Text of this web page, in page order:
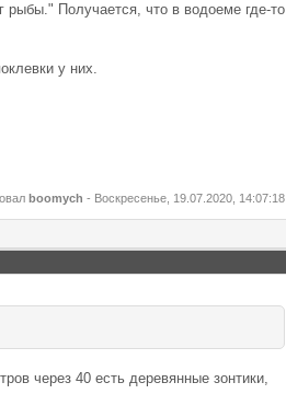
рыбы." Получается, что в водоеме где-то
у них.
boomych - Воскресенье, 19.07.2020, 14:07:18
через 40 есть деревянные зонтики,